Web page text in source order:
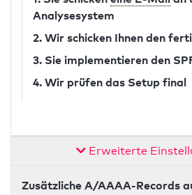
Analysesystem
2. Wir schicken Ihnen den
3. Sie implementieren den
4. Wir prüfen das Setup final
Erweiterte
Zusätzliche A/AAAA-Records